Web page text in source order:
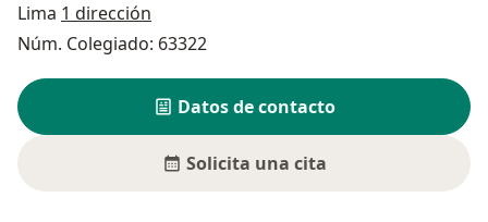
Lima 1 dirección
Núm. Colegiado: 63322
Datos de contacto
Solicita una cita